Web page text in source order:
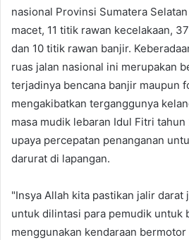
nasional Provinsi Sumatera
macet, 11 titik rawan kecelakaan,
dan 10 titik rawan banjir.
ruas jalan nasional ini merupakan
terjadinya bencana banjir maupun
mengakibatkan terganggunya
masa mudik lebaran Idul Fitri
upaya percepatan penanganan
darurat di lapangan.
"Insya Allah kita pastikan jalir darat
untuk dilintasi para pemudik untuk
menggunakan kendaraan bermotor